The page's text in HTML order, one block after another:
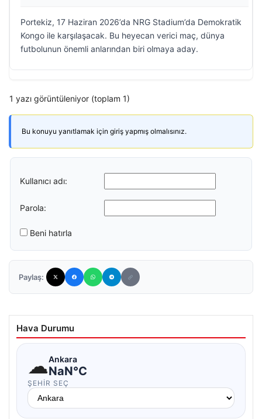
Portekiz, 17 Haziran 2026’da NRG Stadium’da Demokratik
Kongo ile karşılaşacak. Bu heyecan verici maç, dünya
futbolunun önemli anlarından biri olmaya aday.
1 yazı görüntüleniyor (toplam 1)
Bu konuyu yanıtlamak için giriş yapmış olmalısınız.
Kullanıcı adı:
Parola:
Beni hatırla
Paylaş:
Hava Durumu
☁Ankara
NaN°C
ŞEHIR SEÇ